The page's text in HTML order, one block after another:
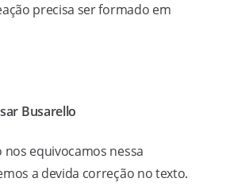
precisa ser formado em
Busarello
nos equivocamos nessa
a devida correção no texto.